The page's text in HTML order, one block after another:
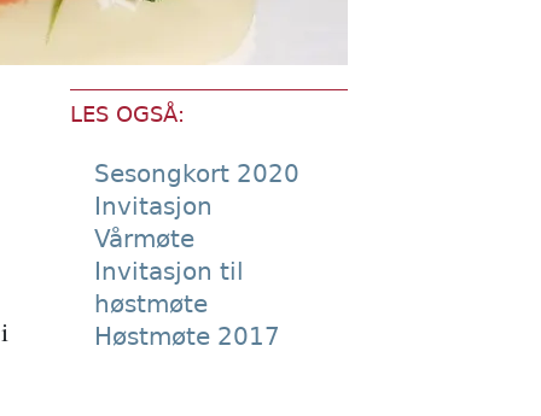
LES OGSÅ:
Sesongkort 2020
Invitasjon
Vårmøte
Invitasjon til
høstmøte
Høstmøte 2017